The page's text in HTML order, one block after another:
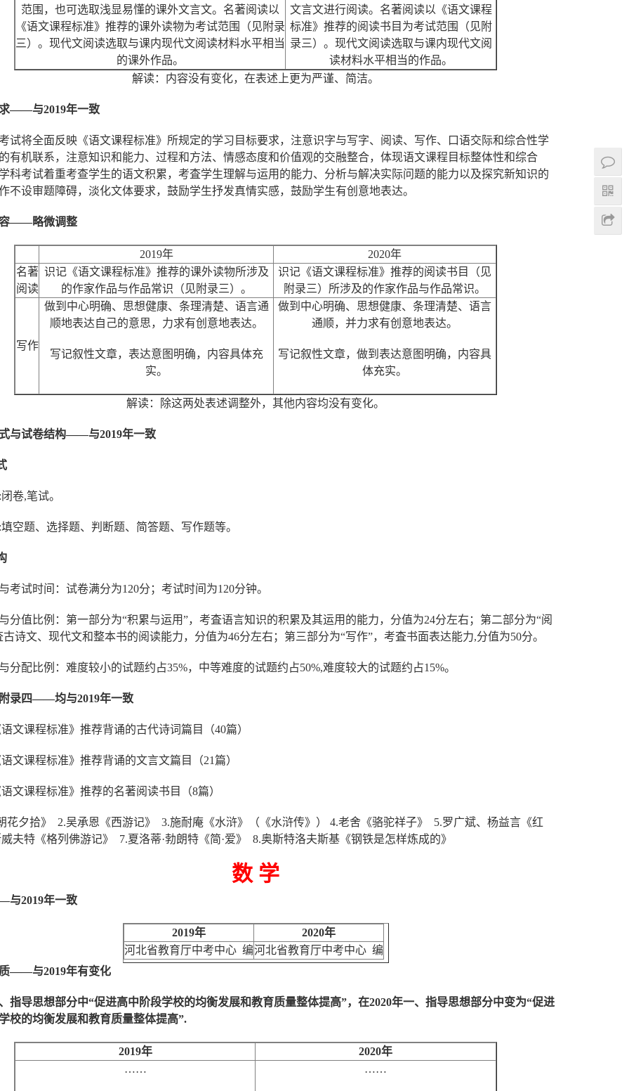
范围，也可选取浅显易懂的课外文言文。名著阅读以
《语文课程标准》推荐的课外读物为考试范围（见附录
三）。现代文阅读选取与课内现代文阅读材料水平相当
的课外作品。
文言文进行阅读。名著阅读以《语文课程
标准》推荐的阅读书目为考试范围（见附
录三）。现代文阅读选取与课内现代文阅
读材料水平相当的作品。
解读：内容没有变化，在表述上更为严谨、简洁。
——与2019年一致
试将全面反映《语文课程标准》所规定的学习目标要求，注意识字与写字、阅读、写作、口语交际和综合性学
有机联系，注意知识和能力、过程和方法、情感态度和价值观的交融整合，体现语文课程目标整体性和综合
科考试着重考查学生的语文积累，考査学生理解与运用的能力、分析与解决实际问题的能力以及探究新知识的
不设审题障碍，淡化文体要求，鼓励学生抒发真情实感，鼓励学生有创意地表达。
——略微调整
2019年
2020年
名著
阅读
识记《语文课程标准》推荐的课外读物所涉及
的作家作品与作品常识（见附录三）。
识记《语文课程标准》推荐的阅读书目（见
附录三）所涉及的作家作品与作品常识。
写作
做到中心明确、思想健康、条理清楚、语言通
顺地表达自己的意思，力求有创意地表达。
写记叙性文章，表达意图明确，内容具体充
实。
做到中心明确、思想健康、条理清楚、语言
通顺，并力求有创意地表达。
写记叙性文章，做到表达意图明确，内容具
体充实。
解读：除这两处表述调整外，其他内容均没有变化。
与试卷结构——与2019年一致
卷,笔试。
空题、选择题、判断题、简答题、写作题等。
考试时间：试卷满分为120分；考试时间为120分钟。
分值比例：第一部分为“积累与运用”，考査语言知识的积累及其运用的能力，分值为24分左右；第二部分为“阅
古诗文、现代文和整本书的阅读能力，分值为46分左右；第三部分为“写作”，考査书面表达能力,分值为50分。
分配比例：难度较小的试题约占35%，中等难度的试题约占50%,难度较大的试题约占15%。
录四——均与2019年一致
文课程标准》推荐背诵的古代诗词篇目（40篇）
文课程标准》推荐背诵的文言文篇目（21篇）
文课程标准》推荐的名著阅读书目（8篇）
花夕拾》 2.吴承恩《西游记》 3.施耐庵《水浒》（《水浒传》） 4.老舍《骆驼祥子》 5.罗广斌、杨益言《红
夫特《格列佛游记》 7.夏洛蒂·勃朗特《简·爱》 8.奥斯特洛夫斯基《钢铁是怎样炼成的》
数 学
与2019年一致
2019年 2020年
河北省教育厅中考中心 编河北省教育厅中考中心 编
——与2019年有变化
、 指导思想部分中“促进高中阶段学校的均衡发展和教育质量整体提高”，在2020年一、 指导思想部分中变为“促进
学校的均衡发展和教育质量整体提高”.
2019年 2020年
……
……